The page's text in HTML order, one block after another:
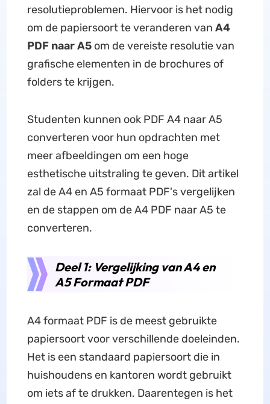
resolutieproblemen. Hiervoor is het nodig
om de papiersoort te veranderen van A4
PDF naar A5om de vereiste resolutie van
grafische elementen in de brochures of
folders te krijgen.
Studenten kunnen ook PDF A4 naar A5
converteren voor hun opdrachten met
meer afbeeldingen om een hoge
esthetische uitstraling te geven. Dit artikel
zal de A4 en A5 formaat PDF's vergelijken
en de stappen om de A4 PDF naar A5 te
converteren.
Deel 1: Vergelijking van A4 en
A5 Formaat PDF
A4 formaat PDF is de meest gebruikte
papiersoort voor verschillende doeleinden.
Het is een standaard papiersoort die in
huishoudens en kantoren wordt gebruikt
om iets af te drukken. Daarentegen is het